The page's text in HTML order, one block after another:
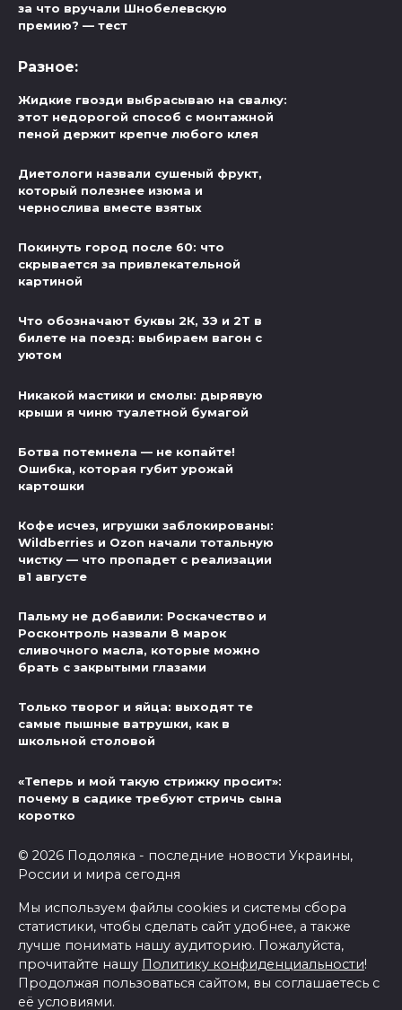
за что вручали Шнобелевскую
премию? — тест
Разное:
Жидкие гвозди выбрасываю на свалку:
этот недорогой способ с монтажной
пеной держит крепче любого клея
Диетологи назвали сушеный фрукт,
который полезнее изюма и
чернослива вместе взятых
Покинуть город после 60: что
скрывается за привлекательной
картиной
Что обозначают буквы 2К, 3Э и 2Т в
билете на поезд: выбираем вагон с
уютом
Никакой мастики и смолы: дырявую
крыши я чиню туалетной бумагой
Ботва потемнела — не копайте!
Ошибка, которая губит урожай
картошки
Кофе исчез, игрушки заблокированы:
Wildberries и Ozon начали тотальную
чистку — что пропадет с реализации
в1 августе
Пальму не добавили: Роскачество и
Росконтроль назвали 8 марок
сливочного масла, которые можно
брать с закрытыми глазами
Только творог и яйца: выходят те
самые пышные ватрушки, как в
школьной столовой
«Теперь и мой такую стрижку просит»:
почему в садике требуют стричь сына
коротко
© 2026 Подоляка - последние новости Украины,
России и мира сегодня
Мы используем файлы cookies и системы сбора
статистики, чтобы сделать сайт удобнее, а также
лучше понимать нашу аудиторию. Пожалуйста,
прочитайте нашу Политику конфиденциальности!
Продолжая пользоваться сайтом, вы соглашаетесь с
её условиями.